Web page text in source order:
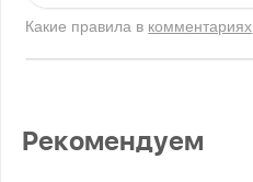
Какие правила в комментариях
Рекомендуем